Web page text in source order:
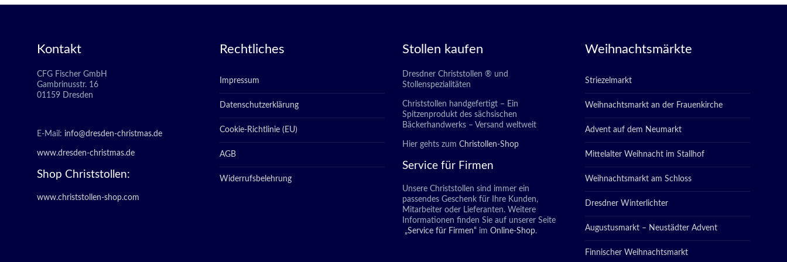
Kontakt
CFG Fischer GmbH
Gambrinusstr. 16
01159 Dresden
E-Mail: info@dresden-christmas.de
www.dresden-christmas.de
Shop Christstollen:
www.christstollen-shop.com
Rechtliches
Impressum
Datenschutzerklärung
Cookie-Richtlinie (EU)
AGB
Widerrufsbelehrung
Stollen kaufen
Dresdner Christstollen ® und
Stollenspezialitäten
Christstollen handgefertigt – Ein
Spitzenprodukt des sächsischen
Bäckerhandwerks – Versand weltweit
Hier gehts zum Christollen-Shop
Service für Firmen
Unsere Christstollen sind immer ein
passendes Geschenk für Ihre Kunden,
Mitarbeiter oder Lieferanten. Weitere
Informationen finden Sie auf unserer Seite
„Service für Firmen“ im Online-Shop.
Weihnachtsmärkte
Striezelmarkt
Weihnachtsmarkt an der Frauenkirche
Advent auf dem Neumarkt
Mittelalter Weihnacht im Stallhof
Weihnachtsmarkt am Schloss
Dresdner Winterlichter
Augustusmarkt – Neustädter Advent
Finnischer Weihnachtsmarkt